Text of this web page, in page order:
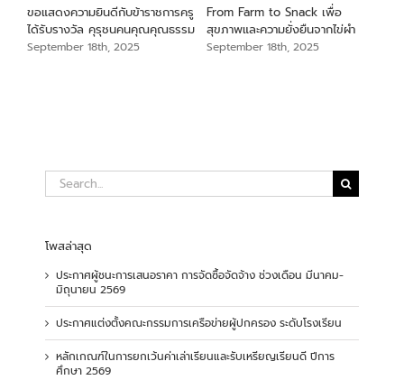
ขอแสดงความยินดีกับข้าราชการครู
ได้รับรางวัล คุรุชนคนคุณคุณธรรม
September 18th, 2025
From Farm to Snack เพื่อ
สุขภาพและความยั่งยืนจากไข่ผำ
September 18th, 2025
Search
for:
โพสล่าสุด
ประกาศผู้ชนะการเสนอราคา การจัดซื้อจัดจ้าง ช่วงเดือน มีนาคม-
มิถุนายน 2569
ประกาศแต่งตั้งคณะกรรมการเครือข่ายผู้ปกครอง ระดับโรงเรียน
หลักเกณฑ์ในการยกเว้นค่าเล่าเรียนและรับเหรียญเรียนดี ปีการ
ศึกษา 2569